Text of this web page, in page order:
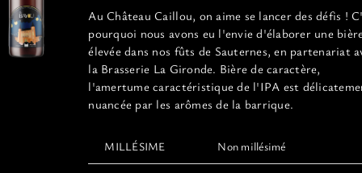
page
du
produit
Au Château Caillou, on aime se lancer des défis !
pourquoi nous avons eu l'envie d'élaborer une
élevée dans nos fûts de Sauternes, en partenariat
la Brasserie La Gironde. Bière de caractère,
l'amertume caractéristique de l'IPA est
nuancée par les arômes de la barrique.
MILLÉSIME Non millésimé